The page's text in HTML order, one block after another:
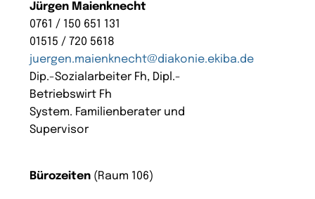
Jürgen Maienknecht
0761 / 150 651 131
01515 / 720 5618
juergen.maienknecht@diakonie.ekiba.de
Dip.-Sozialarbeiter Fh, Dipl.-
Betriebswirt Fh
System. Familienberater und
Supervisor
Bürozeiten (Raum 106)